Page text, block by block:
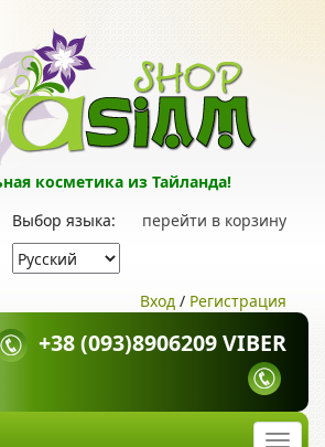
косметика из Тайланда!
перейти в корзину
Выбор языка:
Вход / Регистрация
+38 (093)8906209 VIBER